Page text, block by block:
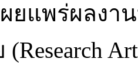
ยแพร่ผลงา